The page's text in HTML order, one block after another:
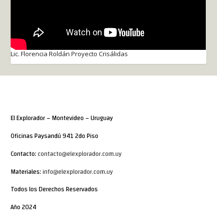
Lic. Florencia Roldán Proyecto Crisálidas
El Explorador – Montevideo – Uruguay
Oficinas Paysandú 941 2do Piso
Contacto:contacto@elexplorador.com.uy
Materiales:info@elexplorador.com.uy
Todos los Derechos Reservados
Año 2024